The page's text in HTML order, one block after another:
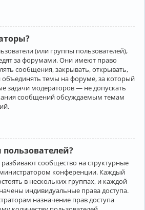
(или группы пользователей),
за форумами. Они имеют право
сообщения, закрывать, открывать,
объединять темы на форуме, за который
задачи модераторов — не допускать
сообщений обсуждаемым темам
сообщество на структурные
конференции. Каждый
в нескольких группах, и каждой
индивидуальные права доступа.
назначение прав доступа